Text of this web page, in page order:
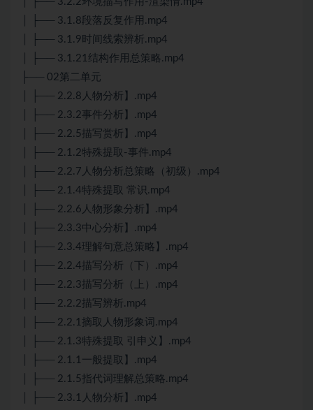
│ ├── 3.1.8段落反复作用.mp4
│ ├── 3.1.9时间线索辨析.mp4
│ ├── 3.1.21结构作用总策略.mp4
├── 02第二单元
│ ├── 2.2.8人物分析】.mp4
│ ├── 2.3.2事件分析】.mp4
│ ├── 2.2.5描写赏析】.mp4
│ ├── 2.1.2特殊提取-事件.mp4
│ ├── 2.2.7人物分析总策略（初级）.mp4
│ ├── 2.1.4特殊提取 常识.mp4
│ ├── 2.2.6人物形象分析】.mp4
│ ├── 2.3.3中心分析】.mp4
│ ├── 2.3.4理解句意总策略】.mp4
│ ├── 2.2.4描写分析（下）.mp4
│ ├── 2.2.3描写分析（上）.mp4
│ ├── 2.2.2描写辨析.mp4
│ ├── 2.2.1摘取人物形象词.mp4
│ ├── 2.1.3特殊提取 引申义】.mp4
│ ├── 2.1.1一般提取】.mp4
│ ├── 2.1.5指代词理解总策略.mp4
│ ├── 2.3.1人物分析】.mp4